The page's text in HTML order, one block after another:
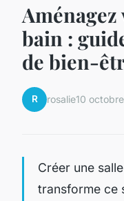
bain :
de bien-
R rosalie10
Créer une
transforme ce